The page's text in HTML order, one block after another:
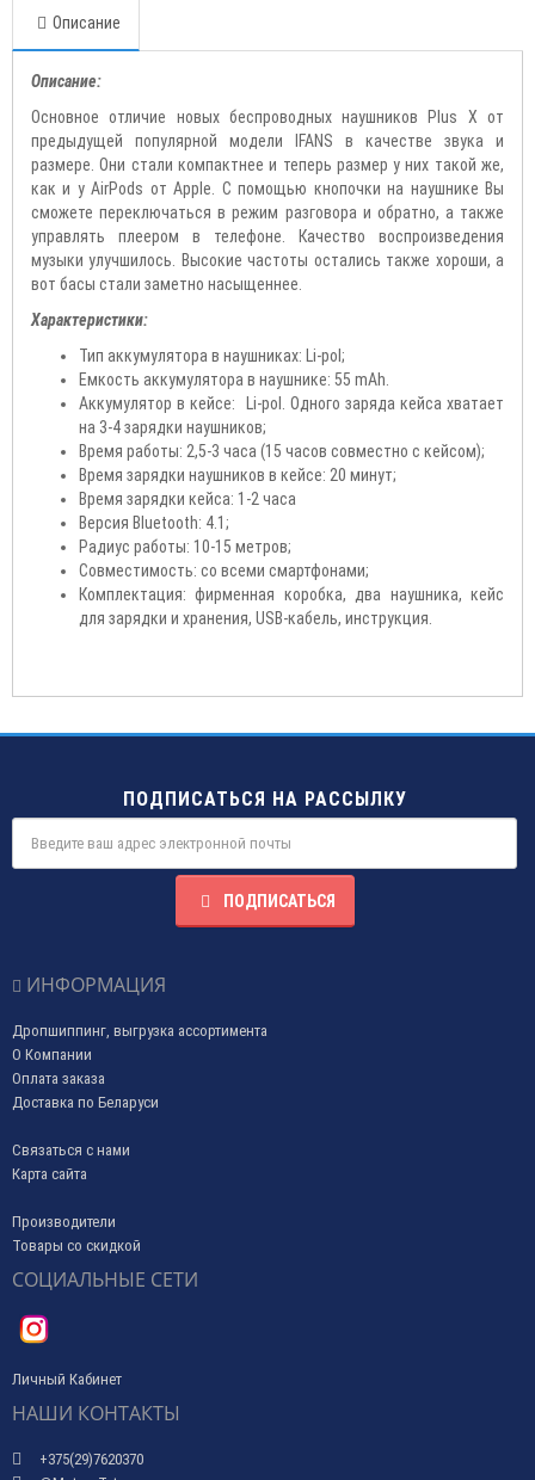
Описание
Описание:
Основное отличие новых беспроводных наушников Plus X от
предыдущей популярной модели IFANS в качестве звука и
размере. Они стали компактнее и теперь размер у них такой же,
как и у AirPods от Apple. С помощью кнопочки на наушнике Вы
сможете переключаться в режим разговора и обратно, а также
управлять плеером в телефоне. Качество воспроизведения
музыки улучшилось. Высокие частоты остались также хороши, а
вот басы стали заметно насыщеннее.
Характеристики:
Тип аккумулятора в наушниках: Li-pol;
Емкость аккумулятора в наушнике: 55 mAh.
Аккумулятор в кейсе: Li-pol. Одного заряда кейса хватает
на 3-4 зарядки наушников;
Время работы: 2,5-3 часа (15 часов совместно с кейсом);
Время зарядки наушников в кейсе: 20 минут;
Время зарядки кейса: 1-2 часа
Версия Bluetooth: 4.1;
Радиус работы: 10-15 метров;
Совместимость: со всеми смартфонами;
Комплектация: фирменная коробка, два наушника, кейс
для зарядки и хранения, USB-кабель, инструкция.
ПОДПИСАТЬСЯ НА РАССЫЛКУ
ПОДПИСАТЬСЯ
ИНФОРМАЦИЯ
Дропшиппинг, выгрузка ассортимента
О Компании
Оплата заказа
Доставка по Беларуси
Связаться с нами
Карта сайта
Производители
Товары со скидкой
СОЦИАЛЬНЫЕ СЕТИ
Личный Кабинет
НАШИ КОНТАКТЫ
+375(29)7620370